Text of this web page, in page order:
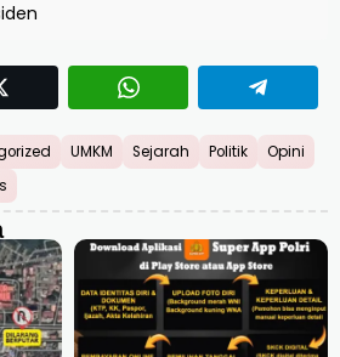
UMKM Sejarah Politik
Opini